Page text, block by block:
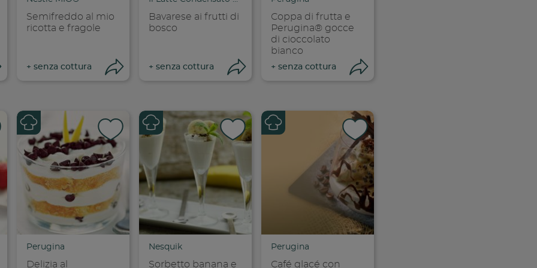
Apri condivisione
su facebook
link
Semifreddo al mio
ricotta e fragole
+ senza cottura Apri condivisione
Condividi su facebook
Copia link
Bavarese ai frutti di
bosco
+ senza cottura Apri condivisione
Condividi su facebook
Copia link
Coppa di frutta e
Perugina® gocce
di cioccolato
bianco
+senza cottura
Condividi su
Copia link
Perugina
Delizia al
Nesquik
Sorbetto banana e
Perugina
Café glacé con